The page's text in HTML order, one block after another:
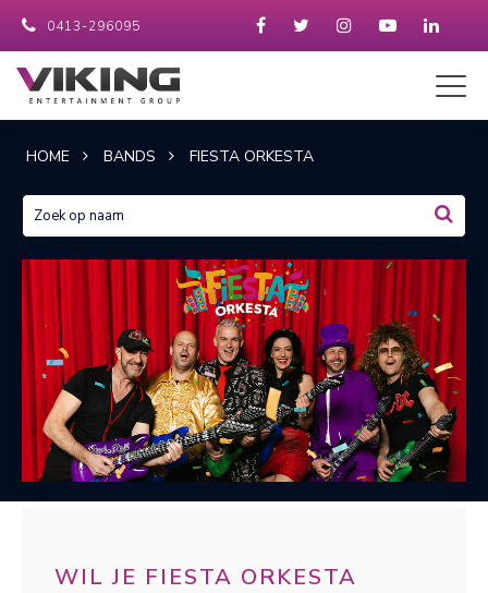
0413-296095
HOME BANDS FIESTA ORKESTA
WIL JE FIESTA ORKESTA